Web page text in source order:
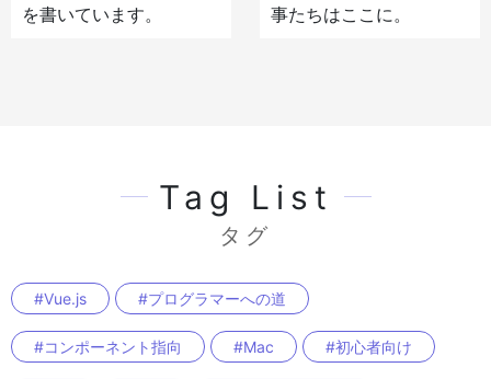
を書いています。
事たちはここに。
Tag List
タグ
#Vue.js #プログラマーへの道
#コンポーネント指向 #Mac #初心者向け